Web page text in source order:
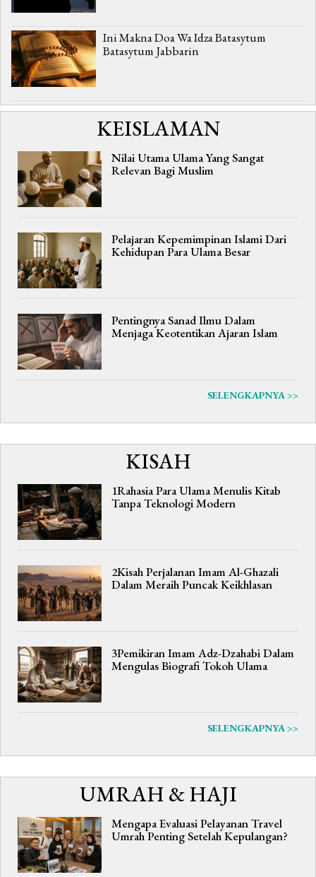
Ini Makna Doa Wa Idza Batasytum
Batasytum Jabbarin
KEISLAMAN
Nilai Utama Ulama Yang Sangat
Relevan Bagi Muslim
Pelajaran Kepemimpinan Islami Dari
Kehidupan Para Ulama Besar
Pentingnya Sanad Ilmu Dalam
Menjaga Keotentikan Ajaran Islam
SELENGKAPNYA >>
KISAH
1Rahasia Para Ulama Menulis Kitab
Tanpa Teknologi Modern
2Kisah Perjalanan Imam Al-Ghazali
Dalam Meraih Puncak Keikhlasan
3Pemikiran Imam Adz-Dzahabi Dalam
Mengulas Biografi Tokoh Ulama
SELENGKAPNYA >>
UMRAH & HAJI
Mengapa Evaluasi Pelayanan Travel
Umrah Penting Setelah Kepulangan?